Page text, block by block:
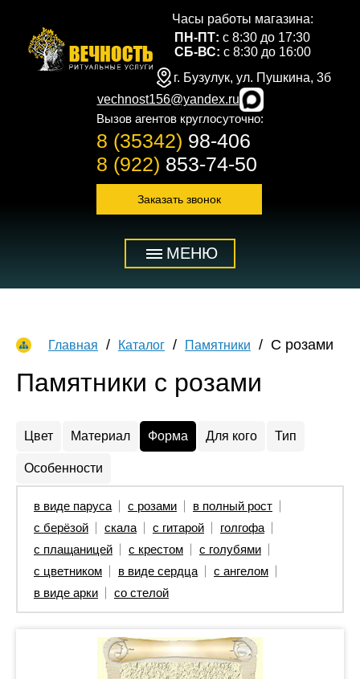
Часы работы магазина:
ПН-ПТ: с 8:30 до 17:30
СБ-ВС: с 8:30 до 16:00
г. Бузулук, ул. Пушкина, 3б
vechnost156@yandex.ru
Вызов агентов круглосуточно:
8 (35342) 98-406
8 (922) 853-74-50
Заказать звонок
МЕНЮ
Главная Каталог Памятники С розами
Памятники с розами
Цвет Материал Форма Для кого Тип
Особенности
в виде паруса с розами
в полный рост
с берёзой
скала с гитарой
голгофа
с плащаницей
с крестом
с голубями
с цветником
в виде сердца
с ангелом
в виде арки
со стелой